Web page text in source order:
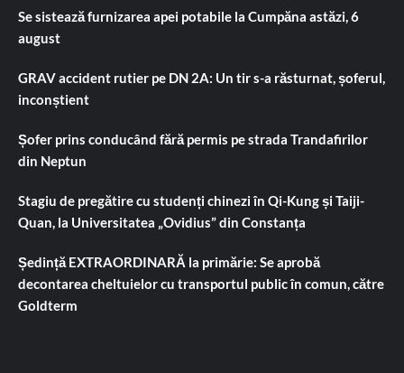
Se sistează furnizarea apei potabile la Cumpăna astăzi, 6
august
GRAV accident rutier pe DN 2A: Un tir s-a răsturnat, șoferul,
inconștient
Șofer prins conducând fără permis pe strada Trandafirilor
din Neptun
Stagiu de pregătire cu studenți chinezi în Qi-Kung și Taiji-
Quan, la Universitatea „Ovidius” din Constanța
Ședință EXTRAORDINARĂ la primărie: Se aprobă
decontarea cheltuielor cu transportul public în comun, către
Goldterm